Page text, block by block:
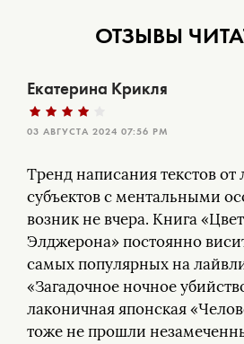
ОТЗЫВЫ
Тренд написания текстов от
субъектов с ментальными
возник не вчера. Книга
Элджерона» постоянно
самых популярных на
«Загадочное ночное
лаконичная японская
тоже не прошли
Екатерина Крикля
03 АВГУСТА 2024 07:56 PM